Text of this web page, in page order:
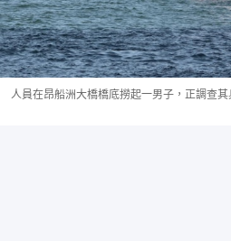
人員在昂船洲大橋橋底撈起一男子，正調查其